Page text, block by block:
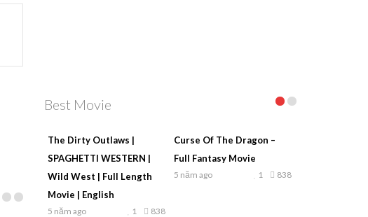
Best Movie
The Dirty Outlaws |
SPAGHETTI WESTERN |
Wild West | Full Length
Movie | English
5 năm ago 838
1
Curse Of The Dragon –
Full Fantasy Movie
5 năm ago 838
1